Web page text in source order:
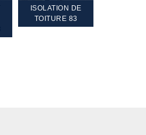
ISOLATION DE
TOITURE 83